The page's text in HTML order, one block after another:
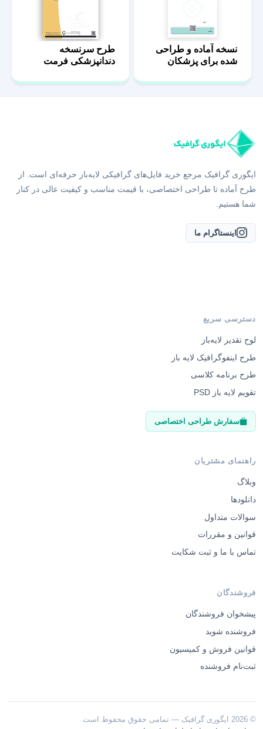
نسخه آماده و طراحی
شده برای پزشکان
طرح سرنسخه
دندانپزشکی فرمت
ایگوری گرافیک مرجع خرید فایل‌های گرافیکی لایه‌باز حرفه‌ای است. از
طرح آماده تا طراحی اختصاصی، با قیمت مناسب و کیفیت عالی در کنار
شما هستیم.
اینستاگرام ما
دسترسی سریع
لوح تقدیر لایه‌باز
طرح اینفوگرافیک لایه باز
طرح برنامه کلاسی
تقویم لایه باز PSD
سفارش طراحی اختصاصی
راهنمای مشتریان
وبلاگ
دانلودها
سوالات متداول
قوانین و مقررات
تماس با ما و ثبت شکایت
فروشندگان
پیشخوان فروشندگان
فروشنده شوید
قوانین فروش و کمیسیون
ثبت‌نام فروشنده
© 2026 ایگوری گرافیک — تمامی حقوق محفوظ است.